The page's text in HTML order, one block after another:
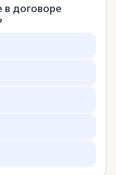
в договоре